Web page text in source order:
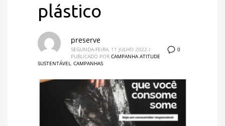
plástico
0
preserve
SEGUNDA-FEIRA, 11 JULHO 2022 /
PUBLICADO POR CAMPANHA ATITUDE
SUSTENTÁVEL, CAMPANHAS